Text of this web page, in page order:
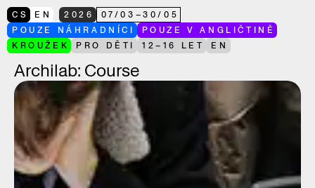
CS EN 2026 07/03 –30/05
POUZE NÁHRADNÍCI
POUZE V ANGLIČTINĚ
KROUŽEK
PRO DĚTI 12–16 LET EN
Archilab: Course